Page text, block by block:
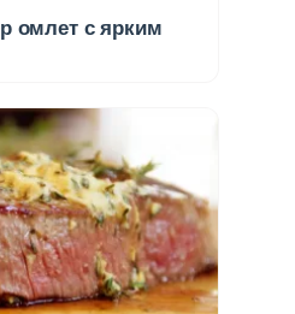
омлет с ярким